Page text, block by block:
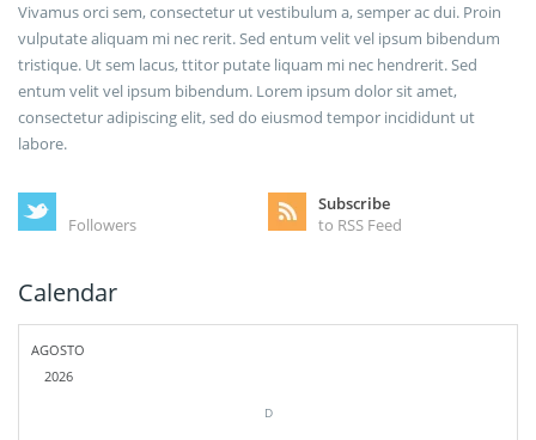
Vivamus orci sem, consectetur ut vestibulum a, semper ac dui. Proin
vulputate aliquam mi nec rerit. Sed entum velit vel ipsum bibendum
tristique. Ut sem lacus, ttitor putate liquam mi nec hendrerit. Sed
entum velit vel ipsum bibendum. Lorem ipsum dolor sit amet,
consectetur adipiscing elit, sed do eiusmod tempor incididunt ut
labore.
Followers
Subscribe
to RSS Feed
Calendar
AGOSTO
2026
D